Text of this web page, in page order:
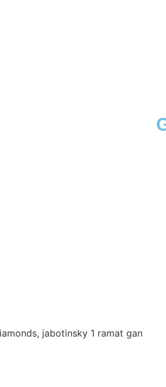
jabotinsky 1 ramat gan